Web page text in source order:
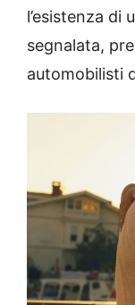
l’esistenza di
segnalata,
automobilisti